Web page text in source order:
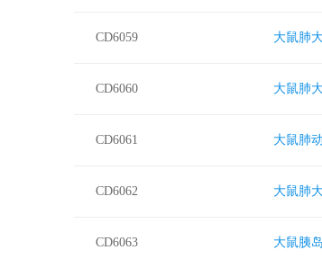
CD6059 大鼠肺
CD6060 大鼠肺
CD6061 大鼠肺
CD6062 大鼠肺
CD6063 大鼠胰